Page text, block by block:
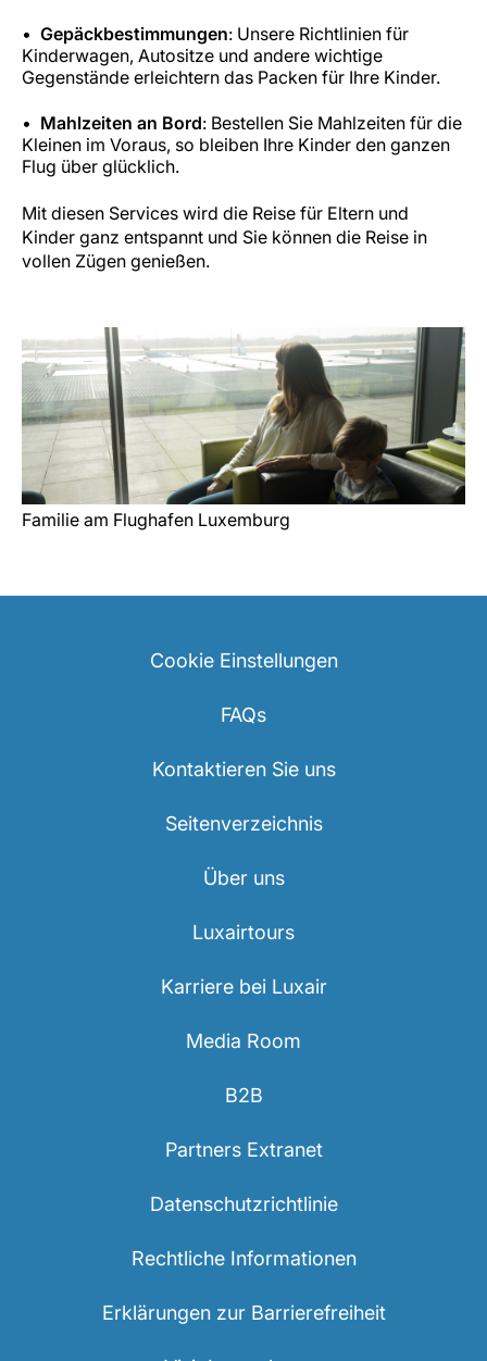
Gepäckbestimmungen: Unsere Richtlinien für
Kinderwagen, Autositze und andere wichtige
Gegenstände erleichtern das Packen für Ihre Kinder.
Mahlzeiten an Bord: Bestellen Sie Mahlzeiten für die
Kleinen im Voraus, so bleiben Ihre Kinder den ganzen
Flug über glücklich.
Mit diesen Services wird die Reise für Eltern und
Kinder ganz entspannt und Sie können die Reise in
vollen Zügen genießen.
Familie am Flughafen Luxemburg
Cookie Einstellungen
FAQs
Kontaktieren Sie uns
Seitenverzeichnis
Über uns
Luxairtours
Karriere bei Luxair
Media Room
B2B
Partners Extranet
Datenschutzrichtlinie
Rechtliche Informationen
Erklärungen zur Barrierefreiheit